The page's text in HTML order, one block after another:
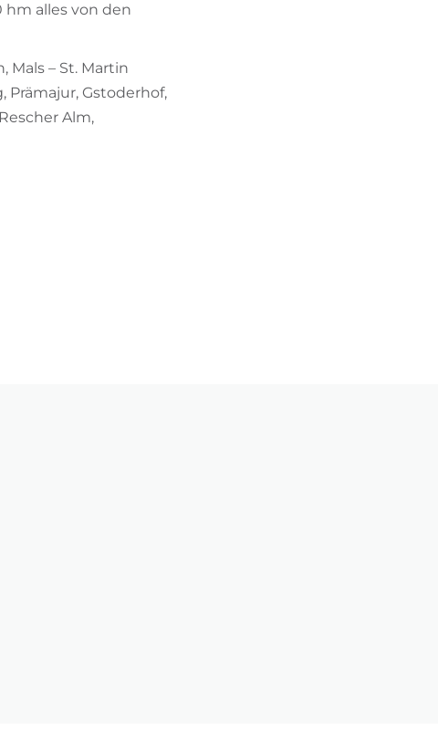
hm alles von den
Mals – St. Martin
Prämajur, Gstoderhof,
Alm,